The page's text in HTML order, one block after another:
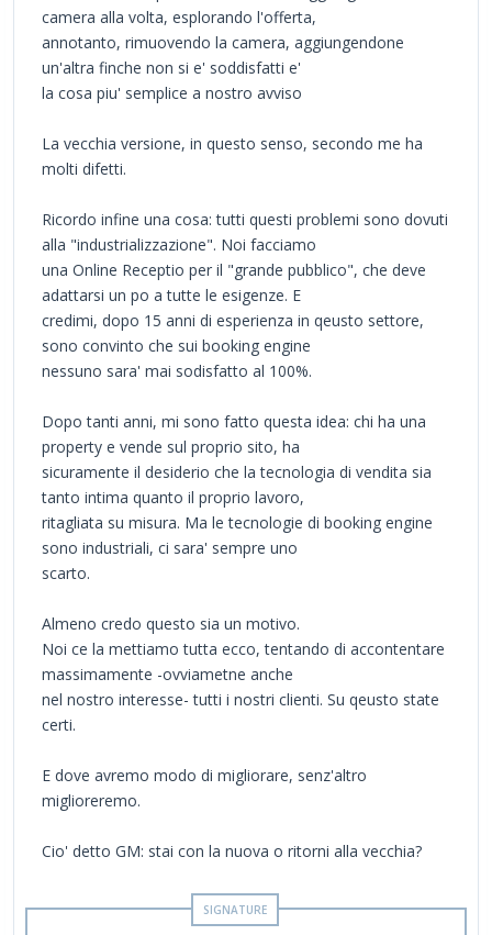
camera alla volta, esplorando l'offerta,
annotanto, rimuovendo la camera, aggiungendone
un'altra finche non si e' soddisfatti e'
la cosa piu' semplice a nostro avviso
La vecchia versione, in questo senso, secondo me ha
molti difetti.
Ricordo infine una cosa: tutti questi problemi sono dovuti
alla "industrializzazione". Noi facciamo
una Online Receptio per il "grande pubblico", che deve
adattarsi un po a tutte le esigenze. E
credimi, dopo 15 anni di esperienza in qeusto settore,
sono convinto che sui booking engine
nessuno sara' mai sodisfatto al 100%.
Dopo tanti anni, mi sono fatto questa idea: chi ha una
property e vende sul proprio sito, ha
sicuramente il desiderio che la tecnologia di vendita sia
tanto intima quanto il proprio lavoro,
ritagliata su misura. Ma le tecnologie di booking engine
sono industriali, ci sara' sempre uno
scarto.
Almeno credo questo sia un motivo.
Noi ce la mettiamo tutta ecco, tentando di accontentare
massimamente -ovviametne anche
nel nostro interesse- tutti i nostri clienti. Su qeusto state
certi.
E dove avremo modo di migliorare, senz'altro
miglioreremo.
Cio' detto GM: stai con la nuova o ritorni alla vecchia?